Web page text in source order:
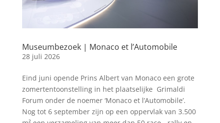
Museumbezoek | Monaco et l’Automobile
28 juli 2026
Eind juni opende Prins Albert van Monaco een grote
zomertentoonstelling in het plaatselijke Grimaldi
Forum onder de noemer ‘Monaco et l’Automobile’.
Nog tot 6 september zijn op een oppervlak van 3.500